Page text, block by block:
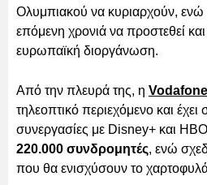
Ολυμπιακού να κυριαρχούν, ενώ
επόμενη χρονιά να προστεθεί
ευρωπαϊκή διοργάνωση.
Από την πλευρά της, η
τηλεοπτικό περιεχόμενο και
συνεργασίες με Disney+ και
220.000 συνδρομητές, ενώ
που θα ενισχύσουν το